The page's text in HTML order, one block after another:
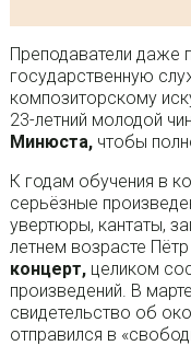
Преподаватели даже
государственную
композиторскому
23-летний молодой
Минюста,чтобы
К годам обучения в
серьёзные
увертюры, кантаты,
летнем возрасте
концерт,целиком
произведений. В
свидетельство об
отправился в